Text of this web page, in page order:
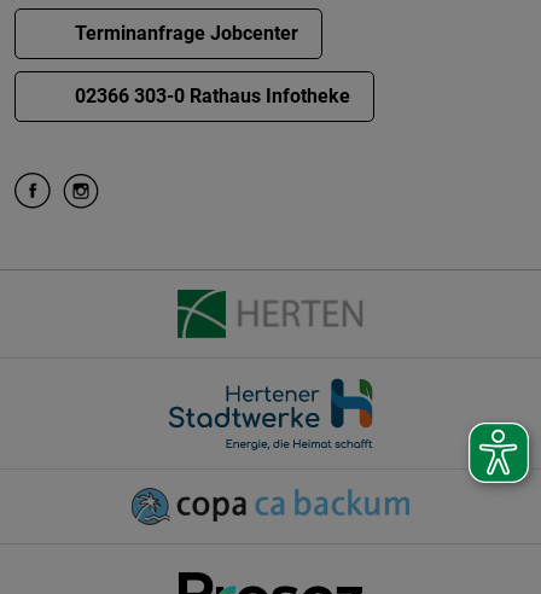
Terminanfrage Jobcenter
02366 303-0 Rathaus Infotheke